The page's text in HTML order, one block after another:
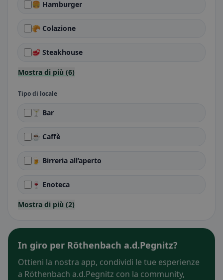
🍔 Hamburger
🥐 Colazione
🥩 Steakhouse
Mostra di più (6)
Tipo di locale
🍸 Bar
☕ Caffè
🍺 Birreria all’aperto
🍷 Enoteca
Mostra di più (2)
In giro per Röthenbach a.d.Pegnitz?
Ottieni la nostra app, condividi le tue esperienze
a Röthenbach a.d.Pegnitz con la community,